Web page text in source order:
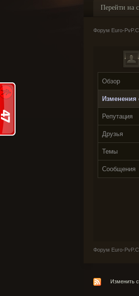
Перейти на
Форум Euro-
Обзор
Изменения
Репутация
Друзья
Темы
Сообщения
Форум Euro-
Изменить